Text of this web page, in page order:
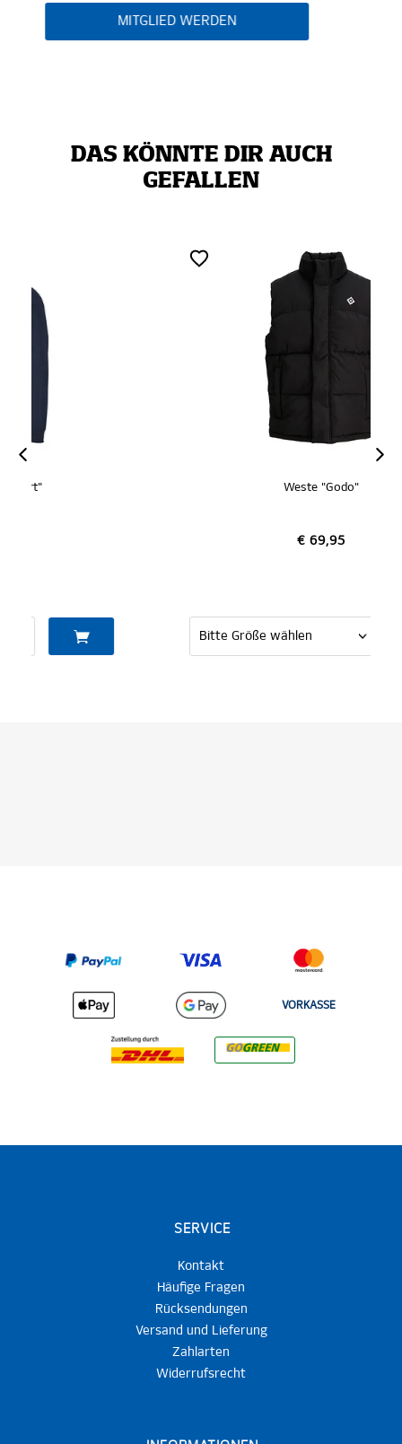
MITGLIED WERDEN
DAS KÖNNTE DIR AUCH
GEFALLEN
VORKASSE
SERVICE
Kontakt
Häufige Fragen
Rücksendungen
Versand und Lieferung
Zahlarten
Widerrufsrecht